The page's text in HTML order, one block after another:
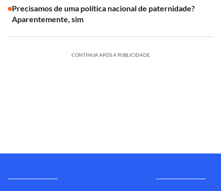
Precisamos de uma política nacional de paternidade?
Aparentemente, sim
CONTINUA APÓS A PUBLICIDADE